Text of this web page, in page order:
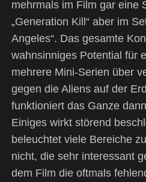
mehrmals im Film gar eine
„Generation Kill“ aber im
Angeles“. Das gesamte
wahnsinniges Potential für
mehrere Mini-Serien über
gegen die Aliens auf der
funktioniert das Ganze
Einiges wirkt störend
beleuchtet viele Bereiche
nicht, die sehr interessant
dem Film die oftmals